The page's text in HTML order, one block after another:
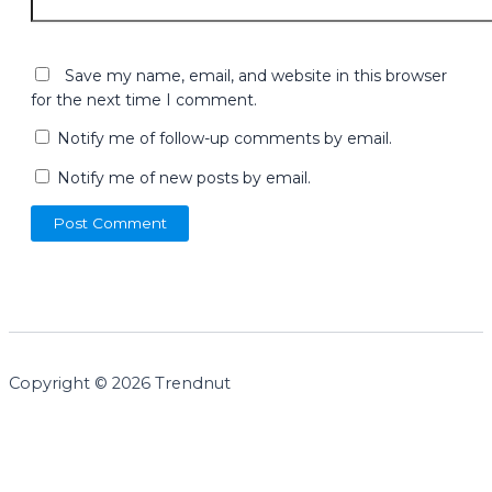
Save my name, email, and website in this browser
for the next time I comment.
Notify me of follow-up comments by email.
Notify me of new posts by email.
Copyright © 2026 Trendnut